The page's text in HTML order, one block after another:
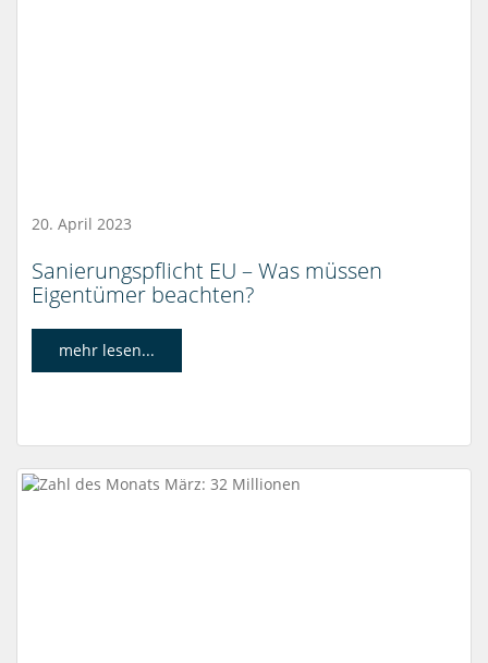
20. April 2023
Sanierungspflicht EU – Was müssen
Eigentümer beachten?
mehr lesen...